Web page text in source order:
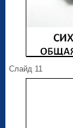
Слайд 11